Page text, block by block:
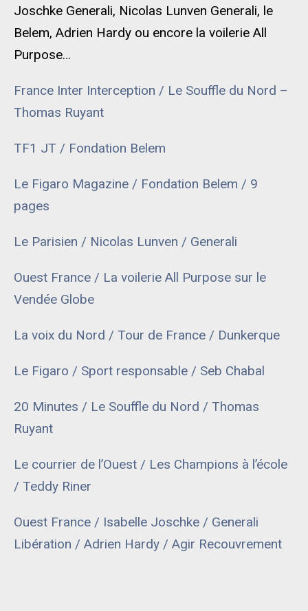
Joschke Generali, Nicolas Lunven Generali, le
Belem, Adrien Hardy ou encore la voilerie All
Purpose…
France Inter Interception / Le Souffle du Nord –
Thomas Ruyant
TF1 JT / Fondation Belem
Le Figaro Magazine / Fondation Belem / 9
pages
Le Parisien / Nicolas Lunven / Generali
Ouest France / La voilerie All Purpose sur le
Vendée Globe
La voix du Nord / Tour de France / Dunkerque
Le Figaro / Sport responsable / Seb Chabal
20 Minutes / Le Souffle du Nord / Thomas
Ruyant
Le courrier de l’Ouest / Les Champions à l’école
/ Teddy Riner
Ouest France / Isabelle Joschke / Generali
Libération / Adrien Hardy / Agir Recouvrement